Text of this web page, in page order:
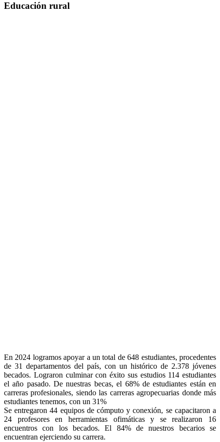
Educación rural
En 2024 logramos apoyar a un total de 648 estudiantes, procedentes
de 31 departamentos del país, con un histórico de 2.378 jóvenes
becados. Lograron culminar con éxito sus estudios 114 estudiantes
el año pasado. De nuestras becas, el 68% de estudiantes están en
carreras profesionales, siendo las carreras agropecuarias donde más
estudiantes tenemos, con un 31%
Se entregaron 44 equipos de cómputo y conexión, se capacitaron a
24 profesores en herramientas ofimáticas y se realizaron 16
encuentros con los becados. El 84% de nuestros becarios se
encuentran ejerciendo su carrera.